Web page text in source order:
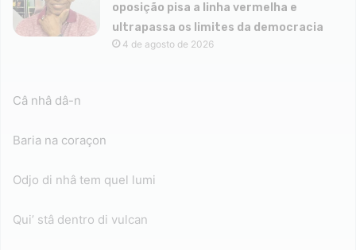
oposição pisa a linha vermelha e
ultrapassa os limites da democracia
4 de agosto de 2026
Câ nhâ dâ-n
Baria na coraçon
Odjo di nhâ tem quel lumi
Qui’ stâ dentro di vulcan